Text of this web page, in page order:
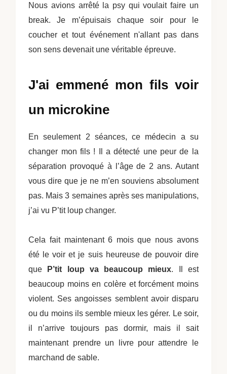
Nous avions arrêté la psy qui voulait faire un
break. Je m’épuisais chaque soir pour le
coucher et tout événement n'allant pas dans
son sens devenait une véritable épreuve.
J'ai emmené mon fils voir
un microkine
En seulement 2 séances, ce médecin a su
changer mon fils ! Il a détecté une peur de la
séparation provoqué à l’âge de 2 ans. Autant
vous dire que je ne m’en souviens absolument
pas. Mais 3 semaines après ses manipulations,
j’ai vu P’tit loup changer.
Cela fait maintenant 6 mois que nous avons
été le voir et je suis heureuse de pouvoir dire
que
P’tit loup va beaucoup mieux. Il est
beaucoup moins en colère et forcément moins
violent. Ses angoisses semblent avoir disparu
ou du moins ils semble mieux les gérer. Le soir,
il n’arrive toujours pas dormir, mais il sait
maintenant prendre un livre pour attendre le
marchand de sable.